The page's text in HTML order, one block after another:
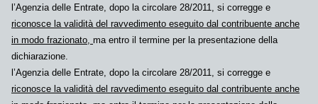
l’Agenzia delle Entrate, dopo la circolare 28/2011, si corregge e
riconosce la validità del ravvedimento eseguito dal contribuente anche
in modo frazionato, ma entro il termine per la presentazione della
dichiarazione.
l’Agenzia delle Entrate, dopo la circolare 28/2011, si corregge e
riconosce la validità del ravvedimento eseguito dal contribuente anche